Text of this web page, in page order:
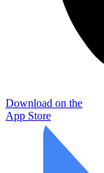
Download on the
App Store